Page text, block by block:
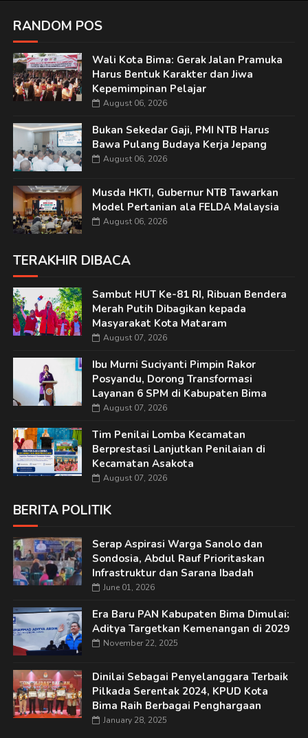
RANDOM POS
Wali Kota Bima: Gerak Jalan Pramuka
Harus Bentuk Karakter dan Jiwa
Kepemimpinan Pelajar
August 06, 2026
Bukan Sekedar Gaji, PMI NTB Harus
Bawa Pulang Budaya Kerja Jepang
August 06, 2026
Musda HKTI, Gubernur NTB Tawarkan
Model Pertanian ala FELDA Malaysia
August 06, 2026
TERAKHIR DIBACA
Sambut HUT Ke-81 RI, Ribuan Bendera
Merah Putih Dibagikan kepada
Masyarakat Kota Mataram
August 07, 2026
Ibu Murni Suciyanti Pimpin Rakor
Posyandu, Dorong Transformasi
Layanan 6 SPM di Kabupaten Bima
August 07, 2026
Tim Penilai Lomba Kecamatan
Berprestasi Lanjutkan Penilaian di
Kecamatan Asakota
August 07, 2026
BERITA POLITIK
Serap Aspirasi Warga Sanolo dan
Sondosia, Abdul Rauf Prioritaskan
Infrastruktur dan Sarana Ibadah
June 01, 2026
Era Baru PAN Kabupaten Bima Dimulai:
Aditya Targetkan Kemenangan di 2029
November 22, 2025
Dinilai Sebagai Penyelanggara Terbaik
Pilkada Serentak 2024, KPUD Kota
Bima Raih Berbagai Penghargaan
January 28, 2025